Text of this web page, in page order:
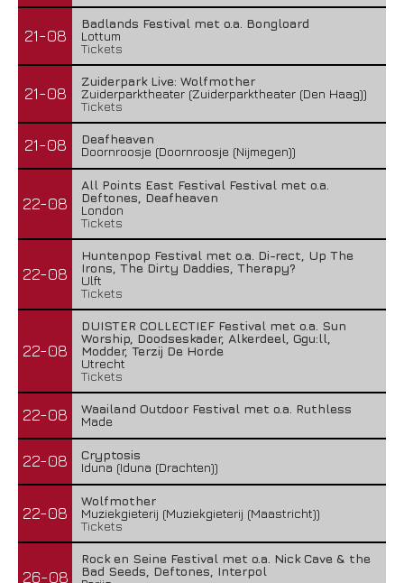
21-08
Badlands Festival met o.a. Bongloard
Lottum
Tickets
21-08
Zuiderpark Live: Wolfmother
Zuiderparktheater (Zuiderparktheater (Den Haag))
Tickets
21-08
Deafheaven
Doornroosje (Doornroosje (Nijmegen))
22-08
All Points East Festival Festival met o.a.
Deftones, Deafheaven
London
Tickets
22-08
Huntenpop Festival met o.a. Di-rect, Up The
Irons, The Dirty Daddies, Therapy?
Ulft
Tickets
22-08
DUISTER COLLECTIEF Festival met o.a. Sun
Worship, Doodseskader, Alkerdeel, Ggu:ll,
Modder, Terzij De Horde
Utrecht
Tickets
22-08
Waailand Outdoor Festival met o.a. Ruthless
Made
22-08
Cryptosis
Iduna (Iduna (Drachten))
22-08
Wolfmother
Muziekgieterij (Muziekgieterij (Maastricht))
Tickets
26-08
Rock en Seine Festival met o.a. Nick Cave & the
Bad Seeds, Deftones, Interpol